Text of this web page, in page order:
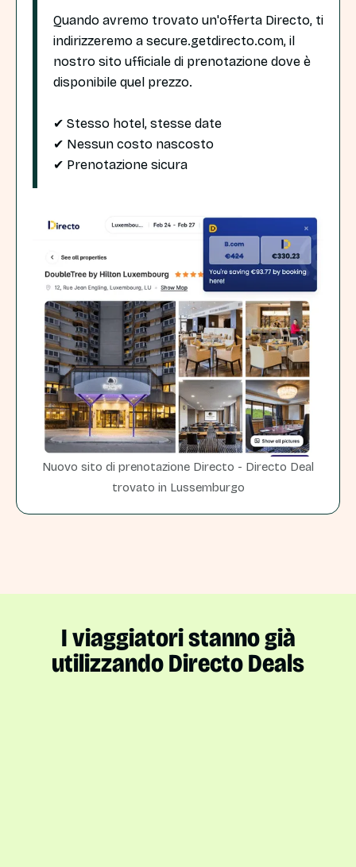
Quando avremo trovato un'offerta Directo, ti
indirizzeremo a secure.getdirecto.com, il
nostro sito ufficiale di prenotazione dove è
disponibile quel prezzo.
✔ Stesso hotel, stesse date
✔ Nessun costo nascosto
✔ Prenotazione sicura
Nuovo sito di prenotazione Directo - Directo Deal
trovato in Lussemburgo
I viaggiatori stanno già
utilizzando Directo Deals